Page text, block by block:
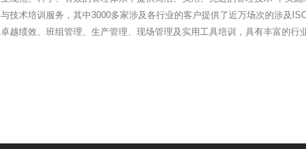
与技术培训服务，其中3000多家涉及各行业的客户提供了近万场次的涉及
卓越绩效、班组管理、生产管理、现场管理及实用工具培训，具有丰富的行